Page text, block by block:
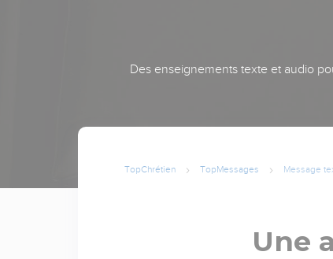
Des enseignements texte et audio
TopChrétien TopMessages Message
Une